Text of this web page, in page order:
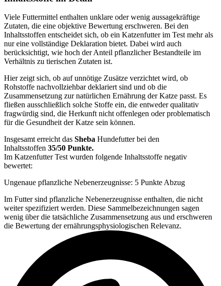
Viele Futtermittel enthalten unklare oder wenig aussagekräftige
Zutaten, die eine objektive Bewertung erschweren. Bei den
Inhaltsstoffen entscheidet sich, ob ein Katzenfutter im Test mehr als
nur eine vollständige Deklaration bietet. Dabei wird auch
berücksichtigt, wie hoch der Anteil pflanzlicher Bestandteile im
Verhältnis zu tierischen Zutaten ist.
Hier zeigt sich, ob auf unnötige Zusätze verzichtet wird, ob
Rohstoffe nachvollziehbar deklariert sind und ob die
Zusammensetzung zur natürlichen Ernährung der Katze passt. Es
fließen ausschließlich solche Stoffe ein, die entweder qualitativ
fragwürdig sind, die Herkunft nicht offenlegen oder problematisch
für die Gesundheit der Katze sein können.
Insgesamt erreicht das Sheba Hundefutter bei den
Inhaltsstoffen 35/50 Punkte.
Im Katzenfutter Test wurden folgende Inhaltsstoffe negativ
bewertet:
Ungenaue pflanzliche Nebenerzeugnisse: 5 Punkte Abzug
Im Futter sind pflanzliche Nebenerzeugnisse enthalten, die nicht
weiter spezifiziert werden. Diese Sammelbezeichnungen sagen
wenig über die tatsächliche Zusammensetzung aus und erschweren
die Bewertung der ernährungsphysiologischen Relevanz.